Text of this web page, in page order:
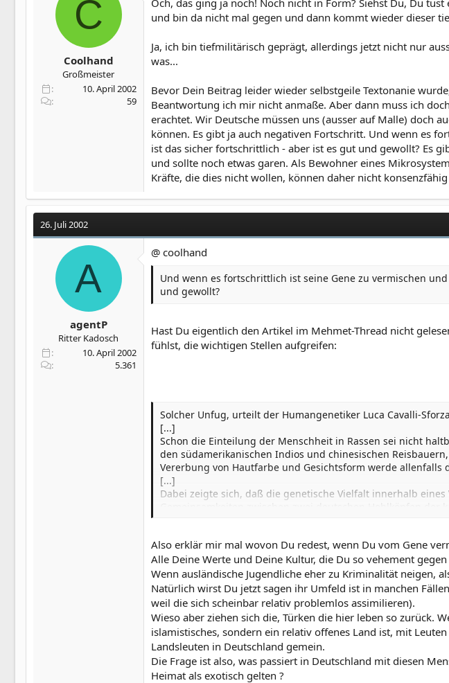
C
Coolhand
Großmeister
10. April 2002
59
Och, das ging ja noch! Noch nicht in Form? Siehst Du, Du
und bin da nicht mal gegen und dann kommt wieder dieser
Ja, ich bin tiefmilitärisch geprägt, allerdings jetzt nicht nur
was...
Bevor Dein Beitrag leider wieder selbstgeile Textonanie
Beantwortung ich mir nicht anmaße. Aber dann muss ich
erachtet. Wir Deutsche müssen uns (ausser auf Malle) doch
können. Es gibt ja auch negativen Fortschritt. Und wenn es
ist das sicher fortschrittlich - aber ist es gut und gewollt? Es
und sollte noch etwas garen. Als Bewohner eines
Kräfte, die dies nicht wollen, können daher nicht
26. Juli 2002
A
agentP
Ritter Kadosch
10. April 2002
5.361
@ coolhand
Und wenn es fortschrittlich ist seine Gene zu vermischen
und gewollt?
Hast Du eigentlich den Artikel im Mehmet-Thread nicht
fühlst, die wichtigen Stellen aufgreifen:
Solcher Unfug, urteilt der Humangenetiker Luca Cavalli-
[...]
Schon die Einteilung der Menschheit in Rassen sei nicht
den südamerikanischen Indios und chinesischen
Vererbung von Hautfarbe und Gesichtsform werde
[...]
Dabei zeigte sich, daß die genetische Vielfalt innerhalb
Gemeinsamkeiten zwischen zwei deutschen Hohlköpfen
Also erklär mir mal wovon Du redest, wenn Du vom Gene
Alle Deine Werte und Deine Kultur, die Du so vehement
Wenn ausländische Jugendliche eher zu Kriminalität neigen,
Natürlich wirst Du jetzt sagen ihr Umfeld ist in manchen
weil die sich scheinbar relativ problemlos assimilieren).
Wieso aber ziehen sich die, Türken die hier leben so zurück.
islamistisches, sondern ein relativ offenes Land ist, mit
Landsleuten in Deutschland gemein.
Die Frage ist also, was passiert in Deutschland mit diesen
Heimat als exotisch gelten ?